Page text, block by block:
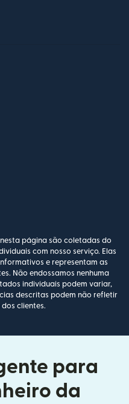
página são coletadas do
com nosso serviço. Elas
e representam as
Não endossamos nenhuma
individuais podem variar,
descritas podem não refletir
clientes.
para
da